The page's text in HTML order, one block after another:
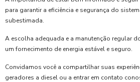
para garantir a eficiência e segurança do
subestimada.
A escolha adequada e a manutenção regular
um fornecimento de energia estável e seguro.
Convidamos você a compartilhar suas
geradores a diesel ou a entrar em contato